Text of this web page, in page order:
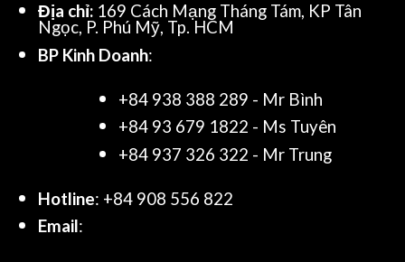
Địa chỉ: 169 Cách Mạng Tháng Tám, KP Tân
Ngọc, P. Phú Mỹ, Tp. HCM
BP Kinh Doanh:
+84 938 388 289 - Mr Bình
+84 93 679 1822 - Ms Tuyên
+84 937 326 322 - Mr Trung
Hotline: +84 908 556 822
Email: